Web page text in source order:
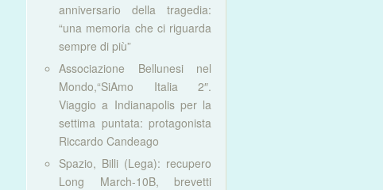
anniversario della tragedia:
“una memoria che ci riguarda
sempre di più”
Associazione Bellunesi nel
Mondo,“SiAmo Italia 2″.
Viaggio a Indianapolis per la
settima puntata: protagonista
Riccardo Candeago
Spazio, Billi (Lega): recupero
Long March-10B, brevetti